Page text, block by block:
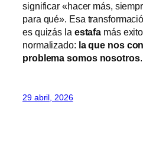
significar «hacer más,
para qué». Esa
es quizás la estafa más
normalizado: la que nos
problema somos nosotros.
29 abril, 2026